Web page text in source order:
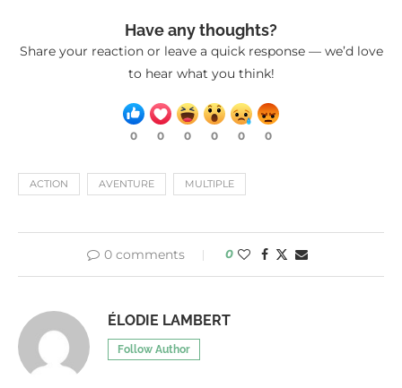
Have any thoughts?
Share your reaction or leave a quick response — we’d love
to hear what you think!
0 0 0 0 0 0
ACTION AVENTURE MULTIPLE
0 comments 0
ÉLODIE LAMBERT
Follow Author